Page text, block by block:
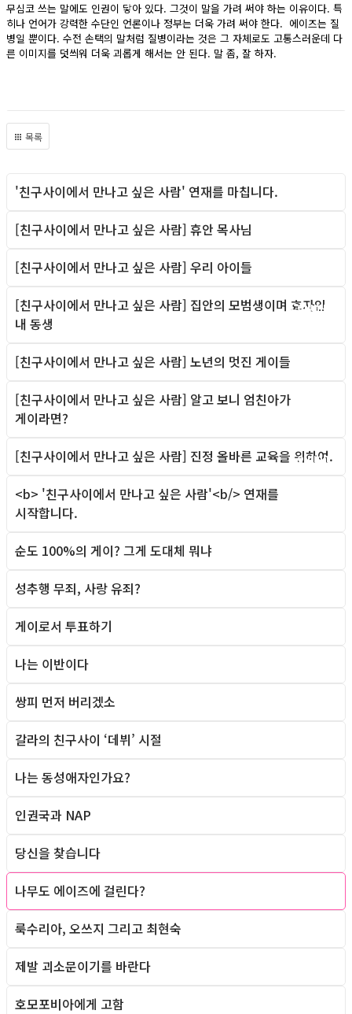
무심코 쓰는 말에도 인권이 닿아 있다. 그것이 말을 가려 써야 하는 이유이다. 특
히나 언어가 강력한 수단인 언론이나 정부는 더욱 가려 써야 한다. 에이즈는 질
병일 뿐이다. 수전 손택의 말처럼 질병이라는 것은 그 자체로도 고통스러운데 다
른 이미지를 덧씌워 더욱 괴롭게 해서는 안 된다. 말 좀, 잘 하자.
목록
'친구사이에서 만나고 싶은 사람' 연재를 마칩니다.
[친구사이에서 만나고 싶은 사람] 휴안 목사님
[친구사이에서 만나고 싶은 사람] 우리 아이들
Column
[친구사이에서 만나고 싶은 사람] 집안의 모범생이며 효자인
내 동생
[친구사이에서 만나고 싶은 사람] 노년의 멋진 게이들
Column
[친구사이에서 만나고 싶은 사람] 알고 보니 엄친아가
게이라면?
Column
[친구사이에서 만나고 싶은 사람] 진정 올바른 교육을 위하여.
<b> '친구사이에서 만나고 싶은 사람'<b/> 연재를
시작합니다.
순도 100%의 게이? 그게 도대체 뭐냐
성추행 무죄, 사랑 유죄?
게이로서 투표하기
나는 이반이다
쌍피 먼저 버리겠소
갈라의 친구사이 ‘데뷔’ 시절
나는 동성애자인가요?
인권국과 NAP
당신을 찾습니다
나무도 에이즈에 걸린다?
룩수리아, 오쓰지 그리고 최현숙
제발 괴소문이기를 바란다
호모포비아에게 고함